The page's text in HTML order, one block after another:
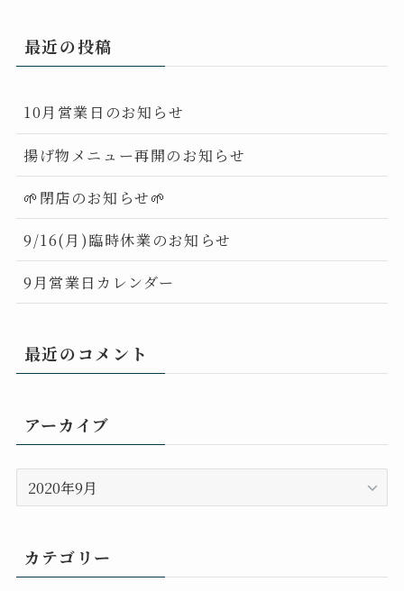
最近の投稿
10月営業日のお知らせ
揚げ物メニュー再開のお知らせ
🌱閉店のお知らせ🌱
9/16(月)臨時休業のお知らせ
9月営業日カレンダー
最近のコメント
アーカイブ
ア
ー
イ
ブ
カテゴリー